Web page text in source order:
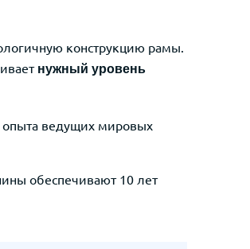
конструкцию рамы.
нужный уровень
опыта ведущих мировых
обеспечивают 10 лет